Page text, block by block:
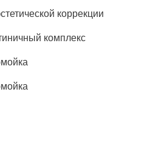
коррекции
комплекс